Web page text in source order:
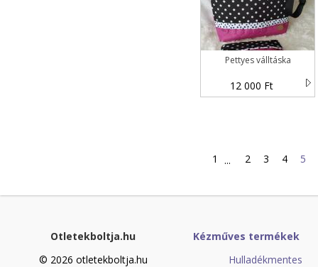
Pettyes válltáska
12 000 Ft
1 ... 2 3 4 5
Otletekboltja.hu
© 2026 otletekboltja.hu
Kézműves termékek
Hulladékmentes